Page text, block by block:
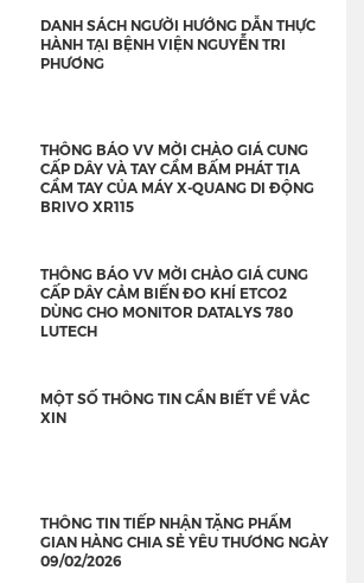
DANH SÁCH NGƯỜI HƯỚNG DẪN THỰC
HÀNH TẠI BỆNH VIỆN NGUYỄN TRI
PHƯƠNG
THÔNG BÁO VV MỜI CHÀO GIÁ CUNG
CẤP DÂY VÀ TAY CẦM BẤM PHÁT TIA
CẦM TAY CỦA MÁY X-QUANG DI ĐỘNG
BRIVO XR115
THÔNG BÁO VV MỜI CHÀO GIÁ CUNG
CẤP DÂY CẢM BIẾN ĐO KHÍ ETCO2
DÙNG CHO MONITOR DATALYS 780
LUTECH
MỘT SỐ THÔNG TIN CẦN BIẾT VỀ VẮC
XIN
THÔNG TIN TIẾP NHẬN TẶNG PHẨM
GIAN HÀNG CHIA SẺ YÊU THƯƠNG NGÀY
09/02/2026